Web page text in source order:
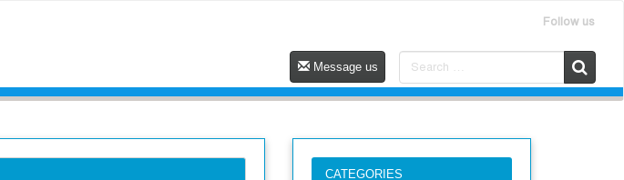
Follow us
Message us
CATEGORIES